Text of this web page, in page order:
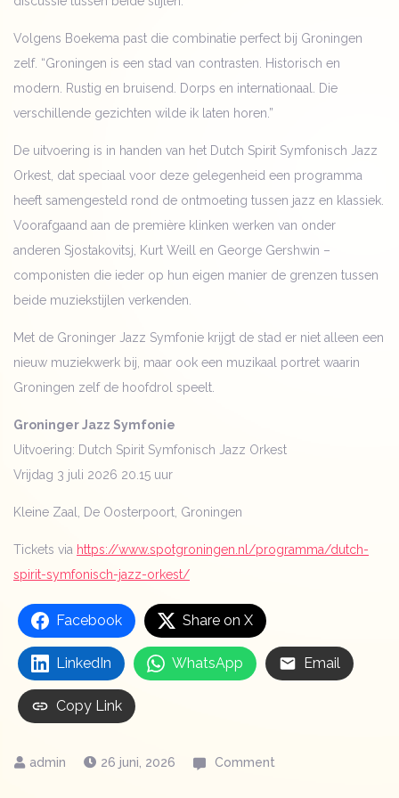
Volgens Boekema past die combinatie perfect bij Groningen
zelf. “Groningen is een stad van contrasten. Historisch en
modern. Rustig en bruisend. Dorps en internationaal. Die
verschillende gezichten wilde ik laten horen.”
De uitvoering is in handen van het Dutch Spirit Symfonisch Jazz
Orkest, dat speciaal voor deze gelegenheid een programma
heeft samengesteld rond de ontmoeting tussen jazz en klassiek.
Voorafgaand aan de première klinken werken van onder
anderen Sjostakovitsj, Kurt Weill en George Gershwin –
componisten die ieder op hun eigen manier de grenzen tussen
beide muziekstijlen verkenden.
Met de Groninger Jazz Symfonie krijgt de stad er niet alleen een
nieuw muziekwerk bij, maar ook een muzikaal portret waarin
Groningen zelf de hoofdrol speelt.
Groninger Jazz Symfonie
Uitvoering: Dutch Spirit Symfonisch Jazz Orkest
Vrijdag 3 juli 2026 20.15 uur
Kleine Zaal, De Oosterpoort, Groningen
Tickets via https://www.spotgroningen.nl/programma/dutch-
spirit-symfonisch-jazz-orkest/
Facebook Share on X
LinkedIn WhatsApp Email
Copy Link
26 juni, 2026 Comment